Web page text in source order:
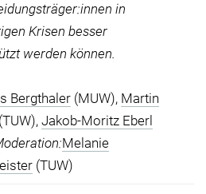
in
Krisen besser
werden können.
Bergthaler (MUW), Martin
(TUW), Jakob-Moritz Eberl
Melanie
(TUW)